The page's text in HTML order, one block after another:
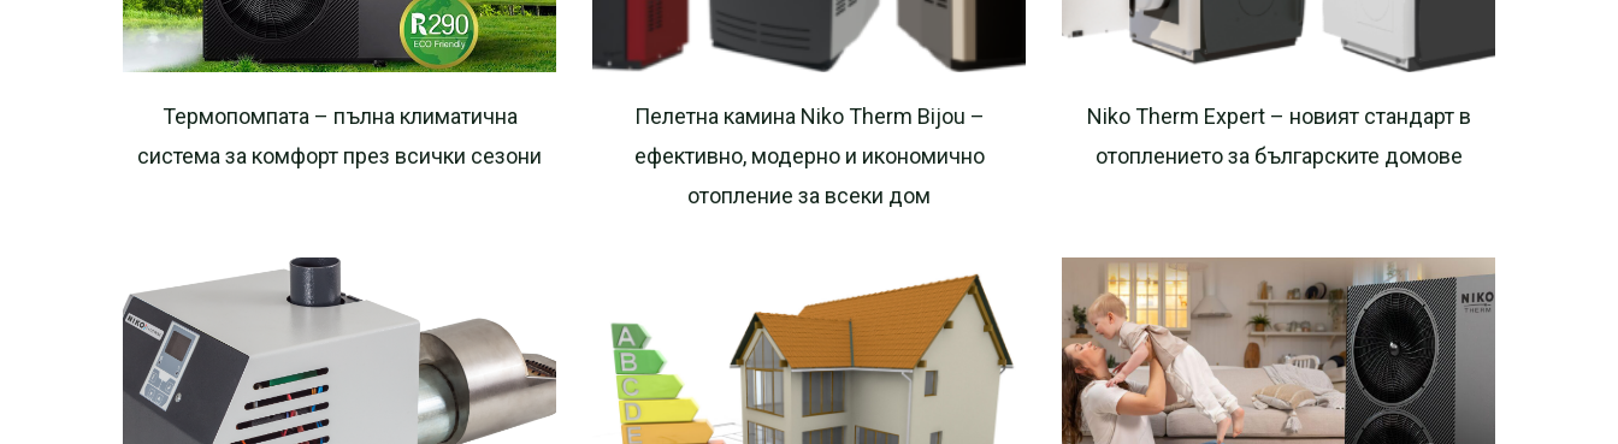
Термопомпата – пълна климатична
система за комфорт през всички сезони
Пелетна камина Niko Therm Bijou –
ефективно, модерно и икономично
отопление за всеки дом
Niko Therm Expert – новият стандарт в
отоплението за българските домове